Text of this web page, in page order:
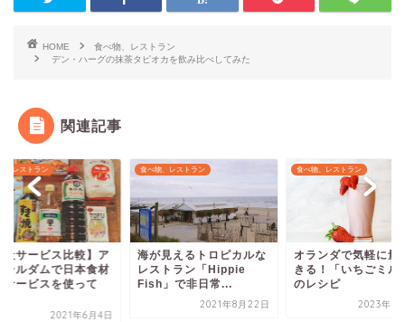
HOME
食べ物、レストラン
デン・ハーグの抹茶タピオカを飲み比べしてみた
関連記事
、レストラン
社サービス比較】ア
テルダムで日本食材
サービスを使って
2021年6月4日
食べ物、レストラン
海が見えるトロピカルな
レストラン「Hippie
Fish」で非日常...
2021年8月22日
食べ物、レストラン
オランダで気軽に量
きる！「いちごミル
のレシピ
2023年7